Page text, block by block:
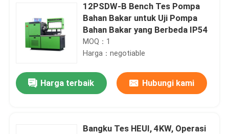
12PSDW-B Bench Tes Pompa
Bahan Bakar untuk Uji Pompa
Bahan Bakar yang Berbeda IP54
MOQ：1
Harga：negotiable
Harga terbaik Hubungi kami
Bangku Tes HEUI, 4KW, Operasi